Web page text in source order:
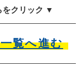
をクリック ▼
覧へ進む